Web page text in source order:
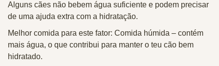
Alguns cães não bebem água suficiente e podem precisar
de uma ajuda extra com a hidratação.
Melhor comida para este fator: Comida húmida – contém
mais água, o que contribui para manter o teu cão bem
hidratado.